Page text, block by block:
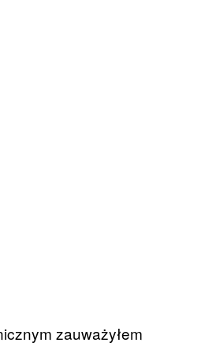
zauważyłem